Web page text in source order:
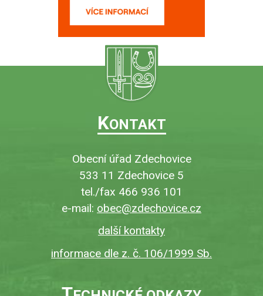
KONTAKT
Obecní úřad Zdechovice
533 11 Zdechovice 5
tel./fax 466 936 101
e-mail: obec@zdechovice.cz
další kontakty
informace dle z. č. 106/1999 Sb.